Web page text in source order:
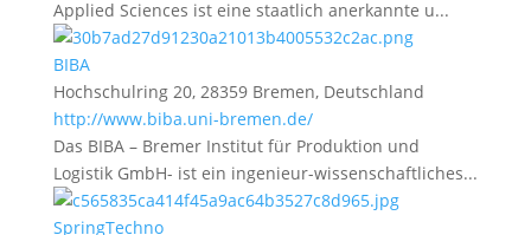
Applied Sciences ist eine staatlich anerkannte u...
BIBA
Hochschulring 20, 28359 Bremen, Deutschland
http://www.biba.uni-bremen.de/
Das BIBA – Bremer Institut für Produktion und
Logistik GmbH- ist ein ingenieur-wissenschaftliches...
SpringTechno